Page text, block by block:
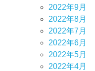
2022年9月
2022年8月
2022年7月
2022年6月
2022年5月
2022年4月